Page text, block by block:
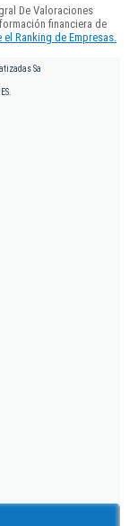
De Valoraciones
financiera de
Ranking de Empresas.
Sa